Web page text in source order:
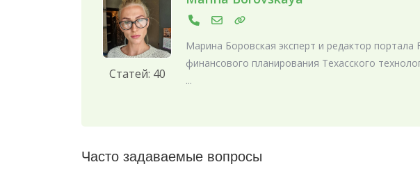
Статей: 40
Марина Боровская эксперт и редактор портала
финансового планирования Техасского
...
Часто задаваемые вопросы